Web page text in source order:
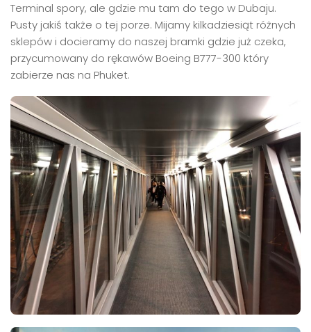
Terminal spory, ale gdzie mu tam do tego w Dubaju.
Pusty jakiś także o tej porze. Mijamy kilkadziesiąt różnych
sklepów i docieramy do naszej bramki gdzie już czeka,
przycumowany do rękawów Boeing B777-300 który
zabierze nas na Phuket.